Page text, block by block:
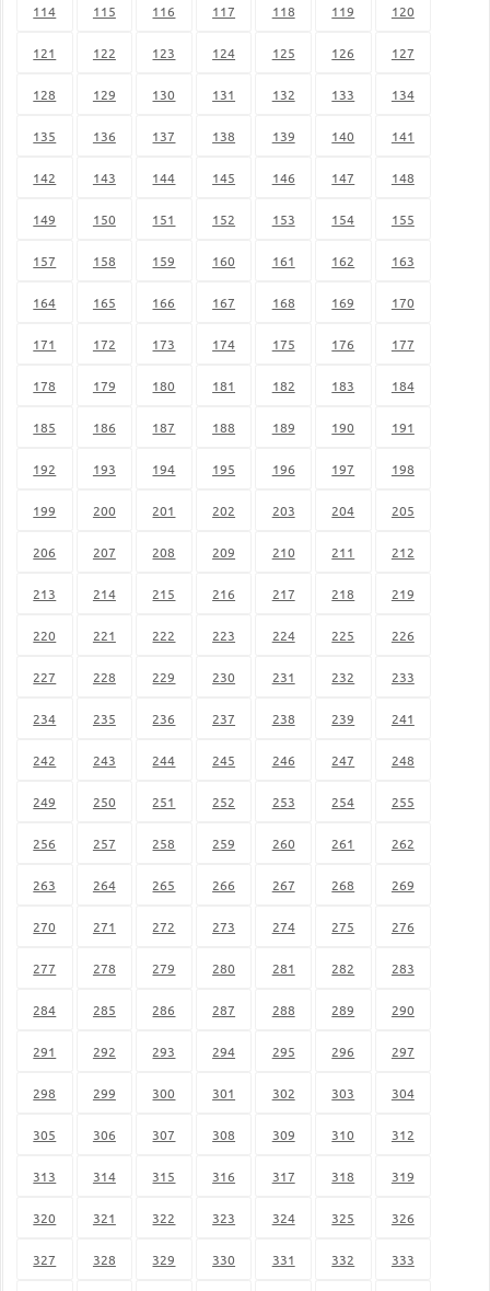
114 115 116 117 118 119 120
121 122 123 124 125 126 127
128 129 130 131 132 133 134
135 136 137 138 139 140 141
142 143 144 145 146 147 148
149 150 151 152 153 154 155
157 158 159 160 161 162 163
164 165 166 167 168 169 170
171 172 173 174 175 176 177
178 179 180 181 182 183 184
185 186 187 188 189 190 191
192 193 194 195 196 197 198
199 200 201 202 203 204 205
206 207 208 209 210 211 212
213 214 215 216 217 218 219
220 221 222 223 224 225 226
227 228 229 230 231 232 233
234 235 236 237 238 239 241
242 243 244 245 246 247 248
249 250 251 252 253 254 255
256 257 258 259 260 261 262
263 264 265 266 267 268 269
270 271 272 273 274 275 276
277 278 279 280 281 282 283
284 285 286 287 288 289 290
291 292 293 294 295 296 297
298 299 300 301 302 303 304
305 306 307 308 309 310 312
313 314 315 316 317 318 319
320 321 322 323 324 325 326
327 328 329 330 331 332 333